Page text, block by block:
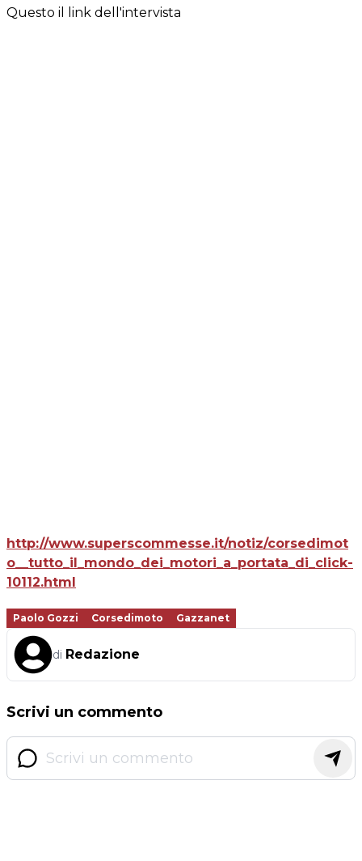
Questo il link dell'intervista
http://www.superscommesse.it/notiz/corsedimot
o__tutto_il_mondo_dei_motori_a_portata_di_click-
10112.html
Paolo Gozzi Corsedimoto Gazzanet
di Redazione
Scrivi un commento